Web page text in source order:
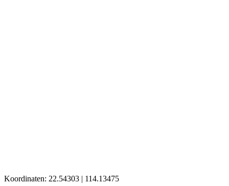
Koordinaten: 22.54303 | 114.13475